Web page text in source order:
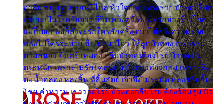
อาลัย หนุ่มรูปหล่อหนีไกล หัวใจบัวทองระรวย บัวทองโศก
เพราะเป็นโรครักจาง ชีวิตเคว้งคว้าง เมื่อรักห่างร้างไกล
แม่ก็บอก พ่อก็สั่งจะรักใครสักครั้ง อย่าไปหวังความรวย
พลั้งไปใครจะช่วย ซื้อเปลมาไกว ให้ลูกบัวทอง เวรกรรม
ตามสนอง จึงเศร้าหมอง กลีบบัวทองต้องโรย บัวทองไม่
ตระหนัก เพราะไม่รักโคลนตม บัวทองท้องกลม เพราะลืม
ตมน้ำคลอง หลงลิ้น ที่สิ้นสัตย์ เจ้าจึงไม่ระมัด หลงกลิ่นลิ้น
โชย คำหวาน เขาวาดโรย บัวทองกลีบโรย ต้องร้อนรุม บัว